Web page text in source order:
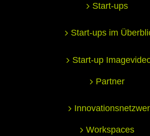
Start-ups
Start-ups im
Start-up
Partner
Workspaces